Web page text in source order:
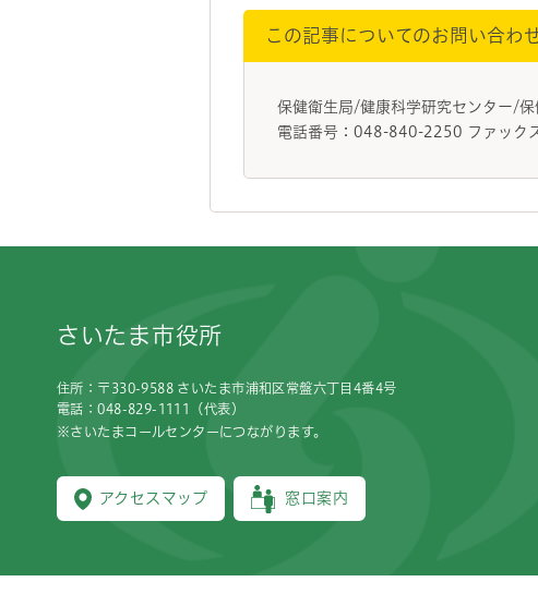
この記事についてのお問い合わ
保健衛生局/健康科学研究センター/
電話番号：048-840-2250 ファック
さいたま市役所
住所：〒330-9588 さいたま市浦和区常盤六丁目4番4号
電話：048-829-1111（代表）
※さいたまコールセンターにつながります。
アクセスマップ 窓口案内